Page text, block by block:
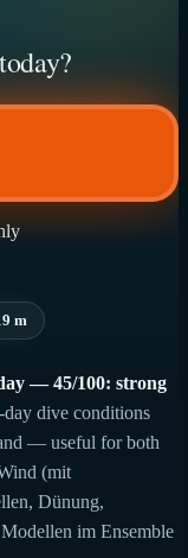
m
— 45/100: strong
dive conditions
— useful for both
(mit
Dünung,
im Ensemble